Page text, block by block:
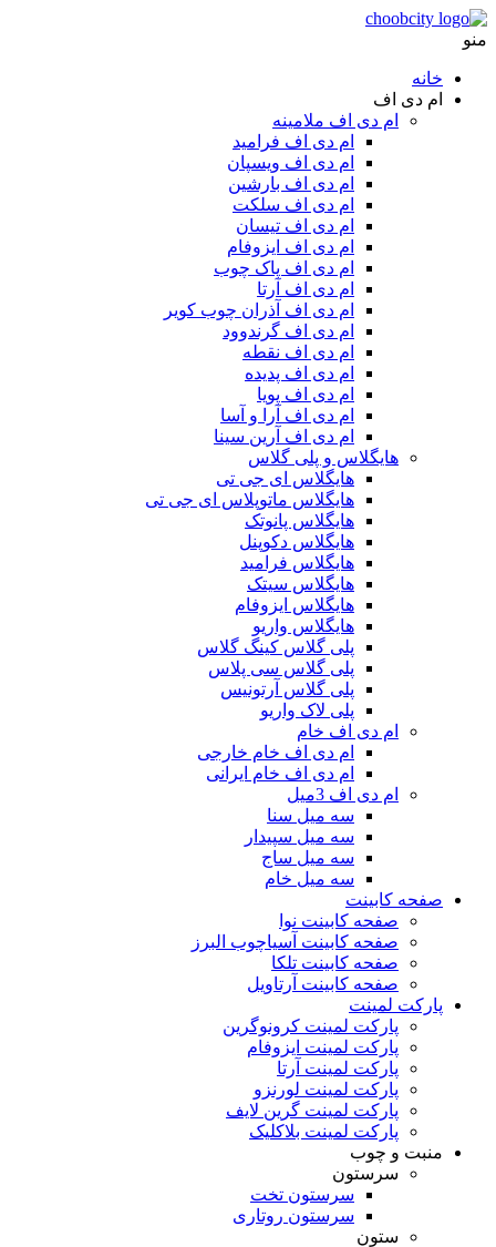
منو
خانه
ام دی اف
ام دی اف ملامینه
ام دی اف فرامید
ام دی اف ویسپان
ام دی اف بارشین
ام دی اف سلکت
ام دی اف تیسان
ام دی اف ایزوفام
ام دی اف پاک چوب
ام دی اف آرتا
ام دی اف آذران چوب کویر
ام دی اف گرندوود
ام دی اف نقطه
ام دی اف پدیده
ام دی اف پویا
ام دی اف آرا و آسا
ام دی اف آرین سینا
هایگلاس و پلی گلاس
هایگلاس ای جی تی
هایگلاس ماتوپلاس ای جی تی
هایگلاس پانوتک
هایگلاس دکوپنل
هایگلاس فرامید
هایگلاس سیتک
هایگلاس ایزوفام
هایگلاس واریو
پلی گلاس کینگ گلاس
پلی گلاس سی پلاس
پلی گلاس آرتونیس
پلی لاک واریو
ام دی اف خام
ام دی اف خام خارجی
ام دی اف خام ایرانی
ام دی اف 3میل
سه میل سنا
سه میل سپیدار
سه میل ساج
سه میل خام
صفحه کابینت
صفحه کابینت نوا
صفحه کابینت آسیاچوب البرز
صفحه کابینت تلکا
صفحه کابینت آرتاویل
پارکت لمینت
پارکت لمینت کرونوگرین
پارکت لمینت ایزوفام
پارکت لمینت آرتا
پارکت لمینت لورنزو
پارکت لمینت گرین لایف
پارکت لمینت بلاکلیک
منبت و چوب
سرستون
سرستون تخت
سرستون روتاری
ستون